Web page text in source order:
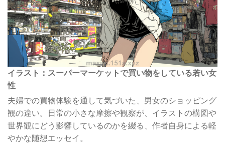
イラスト：スーパーマーケットで買い物をしている若い女
性
夫婦での買物体験を通して気づいた、男女のショッピング
観の違い。日常の小さな摩擦や観察が、イラストの構図や
世界観にどう影響しているのかを綴る、作者自身による軽
やかな随想エッセイ。